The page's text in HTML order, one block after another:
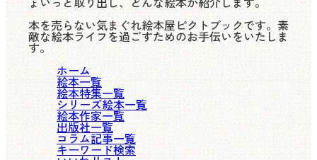
本を売らない気まぐれ絵本屋ピクトブックです。素
敵な絵本ライフを過ごすためのお手伝いをいたしま
す。
ホーム
絵本一覧
絵本特集一覧
シリーズ絵本一覧
絵本作家一覧
出版社一覧
コラム記事一覧
キーワード検索